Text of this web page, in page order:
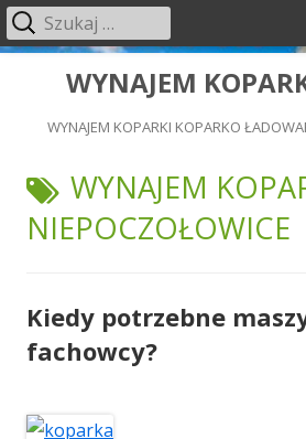
PrzeskoczWYNAJEM
WYNAJEM KOPARKI KOPARKO
Menu
główne
Szukaj:
TAGI:
WYNAJEM
NIEPOCZOŁOWICE
Kiedy potrzebne
fachowcy?